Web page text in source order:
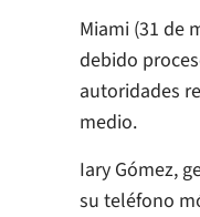
Miami (31 de
debido
autoridades
medio.
Iary Gómez,
su teléfono